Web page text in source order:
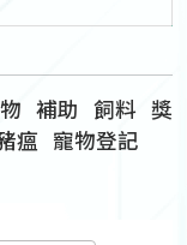
補助 飼料 獎
瘟
寵物登記